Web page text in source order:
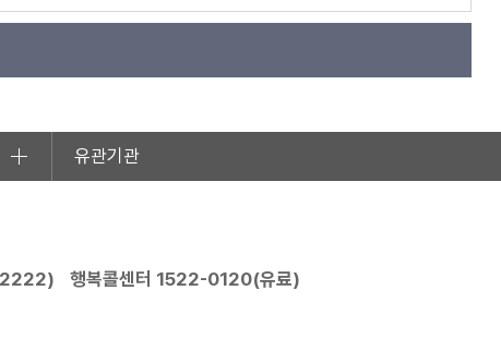
유관기관
) 행복콜센터 1522-0120(유료)